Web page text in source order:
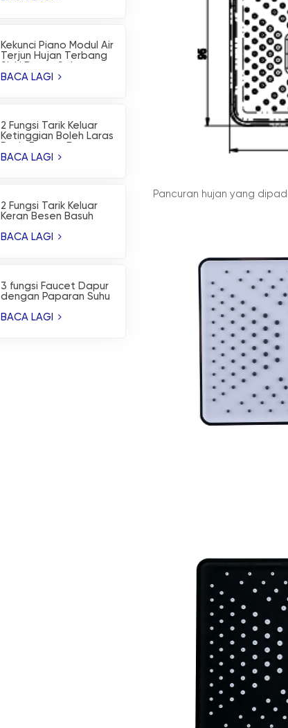
Kekunci Piano Modul Air
Terjun Hujan Terbang
Nano
BACA LAGI
2 Fungsi Tarik Keluar
Ketinggian Boleh Laras
BACA LAGI
2 Fungsi Tarik Keluar
Keran Besen Basuh
Dapur
BACA LAGI
3 fungsi Faucet Dapur
dengan Paparan Suhu
Terjun
BACA LAGI
Pancuran hujan yang